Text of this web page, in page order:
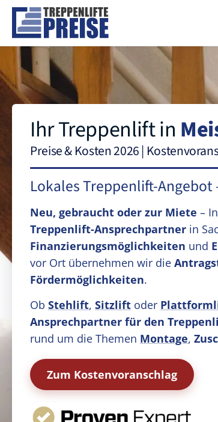
Ihr Treppenlift in
Preise & Kosten 2026 |
Lokales Treppenlift-Angebot
Neu, gebraucht oder zur Miete –
Treppenlift-Ansprechpartner in
Finanzierungsmöglichkeiten und
vor Ort übernehmen wir die
Fördermöglichkeiten.
Ob Stehlift, Sitzlift oder
Ansprechpartner für den
rund um die Themen Montage,
Zum Kostenvoranschlag